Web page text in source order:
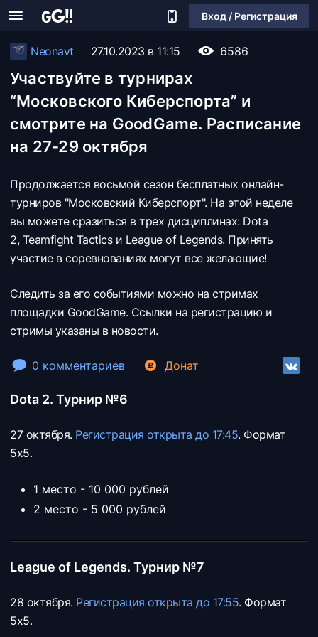
Вход / Регистрация
Neonavt 27.10.2023 в 11:15 6586
Участвуйте в турнирах
“Московского Киберспорта” и
смотрите на GoodGame. Расписание
на 27-29 октября
Продолжается восьмой сезон бесплатных онлайн-
турниров "Московский Киберспорт". На этой неделе
вы можете сразиться в трех дисциплинах: Dota
2, Teamfight Tactics и League of Legends. Принять
участие в соревнованиях могут все желающие!
Следить за его событиями можно на стримах
площадки GoodGame. Ссылки на регистрацию и
стримы указаны в новости.
0 комментариев Донат
Dota 2. Турнир №6
27 октября. Регистрация открыта до 17:45. Формат
5х5.
1 место - 10 000 рублей
2 место - 5 000 рублей
League of Legends. Турнир №7
28 октября. Регистрация открыта до 17:55. Формат
5х5.